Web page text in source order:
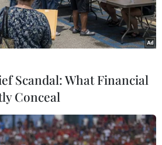
Scandal: What Financial
Conceal